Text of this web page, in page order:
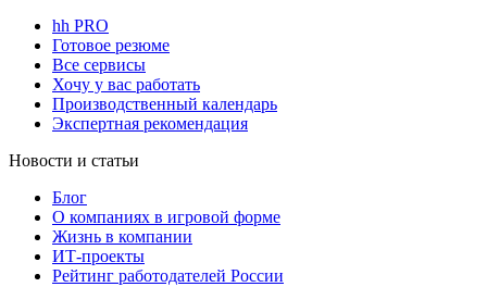
hh PRO
Готовое резюме
Все сервисы
Хочу у вас работать
Производственный календарь
Экспертная рекомендация
Новости и статьи
Блог
О компаниях в игровой форме
Жизнь в компании
ИТ-проекты
Рейтинг работодателей России